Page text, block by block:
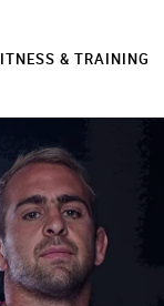
& TRAINING